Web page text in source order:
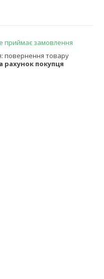
приймає замовлення
повернення товару
рахунок покупця